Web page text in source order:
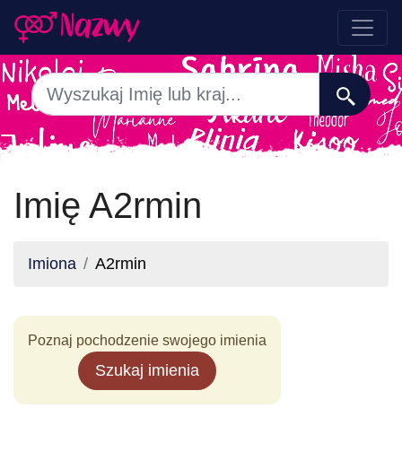
Imię A2rmin
Imiona A2rmin
Poznaj pochodzenie swojego imienia
Szukaj imienia